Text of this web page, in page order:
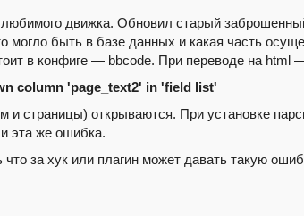
движка. Обновил старый
быть в базе данных и какая часть
в конфиге — bbcode. При переводе на html
column 'page_text2' in 'field list'
и страницы) открываются. При установке
эта же ошибка.
за хук или плагин может давать такую